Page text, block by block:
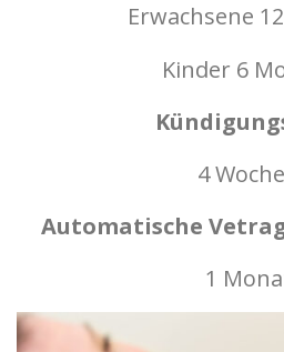
Erwachsene
Kinder 6
4
Automatische
1